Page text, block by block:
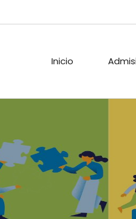
Inicio
CALENDARIO ESCOLAR
BIBLIOTECA
HORARIO PÚBLICO
INSTALACIONES